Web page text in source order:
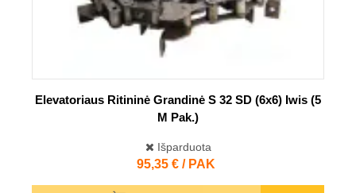
Elevatoriaus Ritininė Grandinė S 32 SD (6x6) Iwis (5
M Pak.)
Išparduota
Kaina
95,35 € / PAK